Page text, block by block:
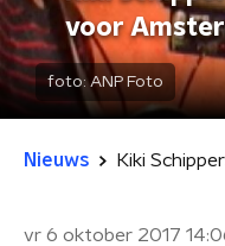
voor
foto:ANP Foto
Nieuws
vr 6 oktober 2017